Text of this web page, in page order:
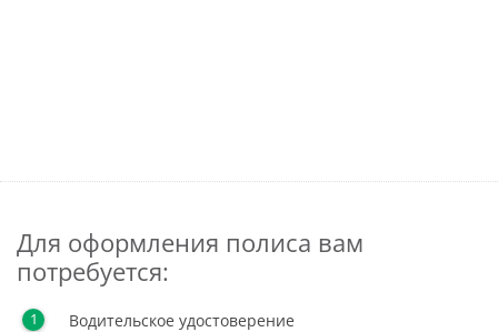
Для оформления полиса вам
потребуется:
Водительское удостоверение